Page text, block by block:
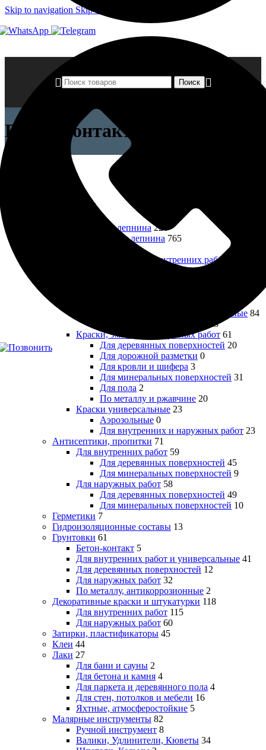
Skip to navigation Skip to main content
Поиск
Бетон-контакт
1606
991
Фасадная лепнина 226
Интерьерная лепнина 765
Краски, эмали для внутренних работ
Для кухонь и влажных помещений
Для стен и потолков универсальные 84
23
Краски, эмали для наружных работ 61
Для деревянных поверхностей 20
Для дорожной разметки 0
Для кровли и шифера 3
Для минеральных поверхностей 31
Для пола 2
По металлу и ржавчине 20
Краски универсальные 23
Аэрозольные 0
Для внутренних и наружных работ 23
Антисептики, пропитки 71
Для внутренних работ 59
Для деревянных поверхностей 45
Для минеральных поверхностей 9
Для наружных работ 58
Для деревянных поверхностей 49
Для минеральных поверхностей 10
Герметики 7
Гидроизоляционные составы 13
Грунтовки 61
Бетон-контакт 5
Для внутренних работ и универсальные 41
Для деревянных поверхностей 12
Для наружных работ 32
По металлу, антикоррозионные 2
Декоративные краски и штукатурки 118
Для внутренних работ 115
Для наружных работ 60
Затирки, пластификаторы 45
Клеи 44
Лаки 27
Для бани и сауны 2
Для бетона и камня 4
Для паркета и деревянного пола 4
Для стен, потолков и мебели 16
Яхтные, атмосферостойкие 5
Малярные инструменты 82
Ручной инструмент 8
Валики, Удлинители, Кюветы 34